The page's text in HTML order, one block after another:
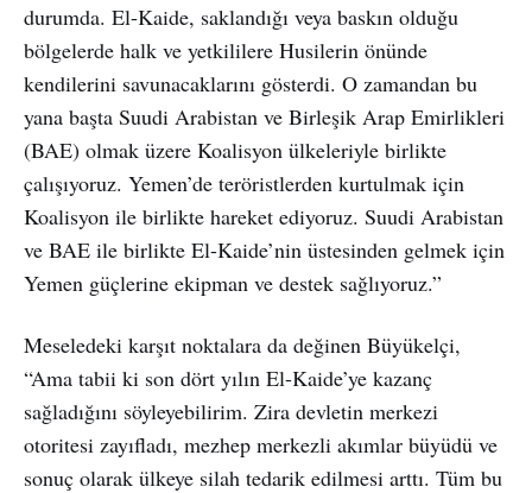
durumda. El-Kaide, saklandığı veya baskın olduğu
bölgelerde halk ve yetkililere Husilerin önünde
kendilerini savunacaklarını gösterdi. O zamandan bu
yana başta Suudi Arabistan ve Birleşik Arap Emirlikleri
(BAE) olmak üzere Koalisyon ülkeleriyle birlikte
çalışıyoruz. Yemen’de teröristlerden kurtulmak için
Koalisyon ile birlikte hareket ediyoruz. Suudi Arabistan
ve BAE ile birlikte El-Kaide’nin üstesinden gelmek için
Yemen güçlerine ekipman ve destek sağlıyoruz.”
Meseledeki karşıt noktalara da değinen Büyükelçi,
“Ama tabii ki son dört yılın El-Kaide’ye kazanç
sağladığını söyleyebilirim. Zira devletin merkezi
otoritesi zayıfladı, mezhep merkezli akımlar büyüdü ve
sonuç olarak ülkeye silah tedarik edilmesi arttı. Tüm bu